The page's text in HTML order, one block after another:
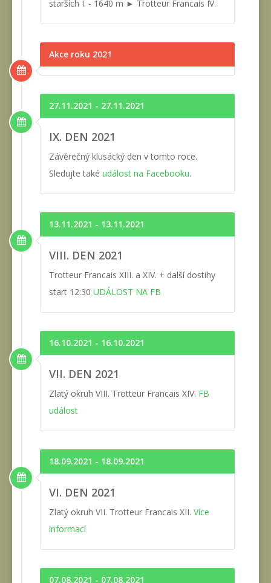
starších I. - 1640 m ► Trotteur Francais IV.
Akce roku 2021
27.11.2021 - 27.11.2021
IX. DEN 2021
Závěrečný klusácký den v tomto roce.
Sledujte také událost na Facebooku.
13.11.2021 - 13.11.2021
VIII. DEN 2021
Trotteur Francais XIII. a XIV. + další dostihy
start 12:30 UDÁLOST NA FB
16.10.2021 - 16.10.2021
VII. DEN 2021
Zlatý okruh VIII. Trotteur Francais XIV. FB
událost
18.09.2021 - 18.09.2021
VI. DEN 2021
Zlatý okruh VII. Trotteur Francais XII. Více
informací
07.08.2021 - 07.08.2021